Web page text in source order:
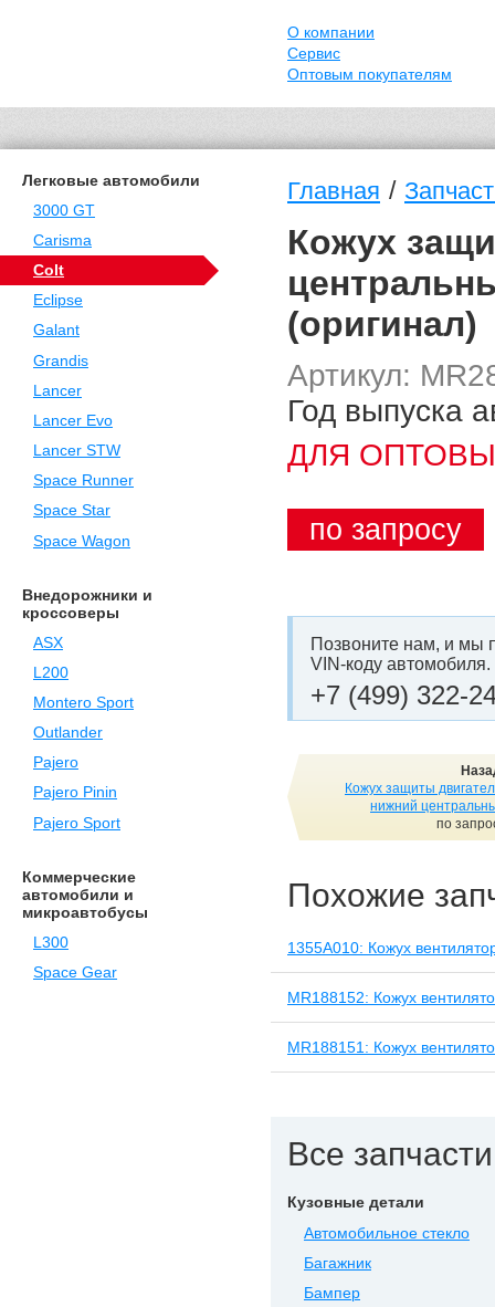
О компании
Сервис
Оптовым покупателям
Легковые автомобили
3000 GT
Carisma
Colt
Eclipse
Galant
Grandis
Lancer
Lancer Evo
Lancer STW
Space Runner
Space Star
Space Wagon
Внедорожники и
кроссоверы
ASX
L200
Montero Sport
Outlander
Pajero
Pajero Pinin
Pajero Sport
Коммерческие
автомобили и
микроавтобусы
L300
Space Gear
Главная /
Кожух
(оригинал)
Артикул:
Год выпуска
ДЛЯ
по запросу
Позвоните нам, и мы
VIN-коду автомобиля.
+7 (499) 322-
Кожух защиты
нижний
по
Похожие
1355A010: Кожух
MR188152: Кожух
MR188151: Кожух
Все
Кузовные детали
Автомобильное стекло
Багажник
Бампер